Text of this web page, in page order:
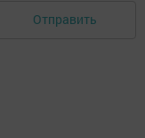
Отправить